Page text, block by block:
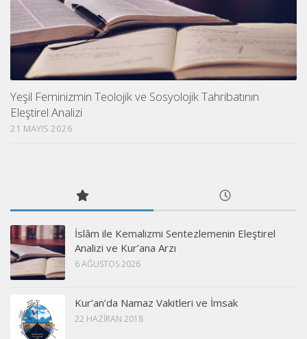
Yeşil Feminizmin Teolojik ve Sosyolojik Tahribatının
Eleştirel Analizi
21 MAYIS 2026
İslâm ile Kemalizmi Sentezlemenin Eleştirel
Analizi ve Kur’ana Arzı
6 AĞUSTOS 2026
Kur’an’da Namaz Vakitleri ve İmsak
22 HAZIRAN 2018